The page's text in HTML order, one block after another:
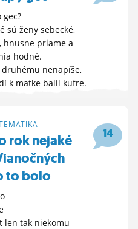
gec?
sú ženy sebecké,
hnusne priame a
hodné.
nenapíše,
k matke balil kufre.
14
rok nejaké
to bolo
len tak niekomu